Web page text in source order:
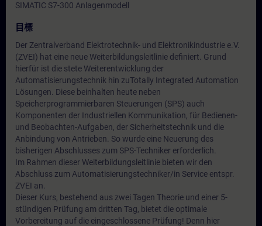
SIMATIC S7-300 Anlagenmodell
目標
Der Zentralverband Elektrotechnik- und Elektronikindustrie e.V.
(ZVEI) hat eine neue Weiterbildungsleitlinie definiert. Grund
hierfür ist die stete Weiterentwicklung der
Automatisierungstechnik hin zuTotally Integrated Automation
Lösungen. Diese beinhalten heute neben
Speicherprogrammierbaren Steuerungen (SPS) auch
Komponenten der Industriellen Kommunikation, für Bedienen-
und Beobachten-Aufgaben, der Sicherheitstechnik und die
Anbindung von Antrieben. So wurde eine Neuerung des
bisherigen Abschlusses zum SPS-Techniker erforderlich.
Im Rahmen dieser Weiterbildungsleitlinie bieten wir den
Abschluss zum Automatisierungstechniker/in Service entspr.
ZVEI an.
Dieser Kurs, bestehend aus zwei Tagen Theorie und einer 5-
stündigen Prüfung am dritten Tag, bietet die optimale
Vorbereitung auf die eingeschlossene Prüfung! Denn hier